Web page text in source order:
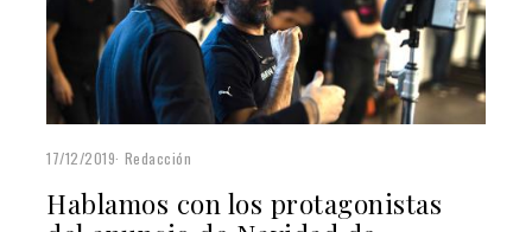
17/12/2019 Redacción
Hablamos con los protagonistas